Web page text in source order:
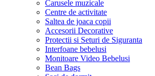
Carusele muzicale
Centre de activitate
Saltea de joaca copii
Accesorii Decorative
Protectii si Seturi de Siguranta
Interfoane bebelusi
Monitoare Video Bebelusi
Bean Bags